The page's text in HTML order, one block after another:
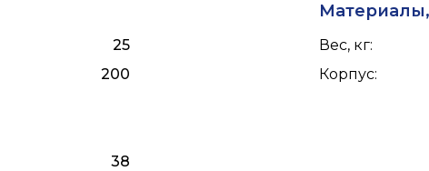
25
200
Вес, кг:
Корпус:
38